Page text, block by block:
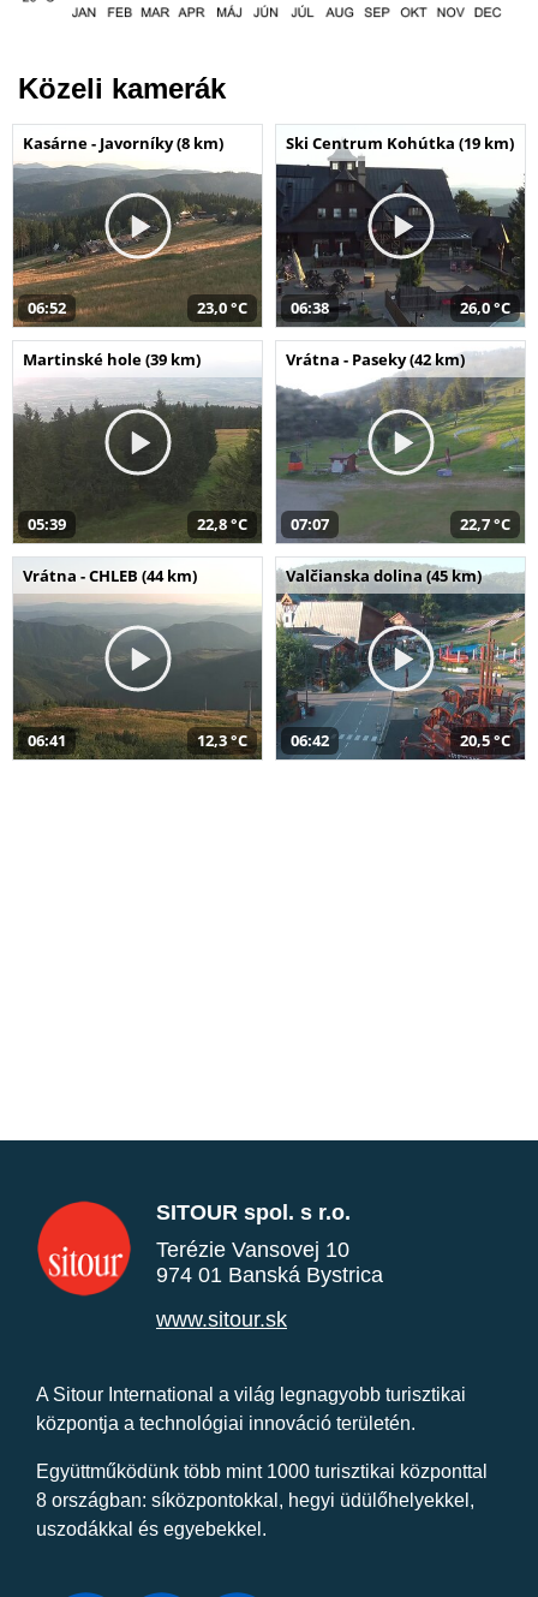
Közeli kamerák
Kasárne - Javorníky (8 km)
06:52 23,0 °C
Ski Centrum Kohútka (19 km)
06:38 26,0 °C
Martinské hole (39 km)
05:39 22,8 °C
Vrátna - Paseky (42 km)
07:07 22,7 °C
Vrátna - CHLEB (44 km)
06:41 12,3 °C
Valčianska dolina (45 km)
06:42 20,5 °C
SITOUR spol. s r.o.
Terézie Vansovej 10
974 01 Banská Bystrica
www.sitour.sk
A Sitour International a világ legnagyobb turisztikai
központja a technológiai innováció területén.
Együttműködünk több mint 1000 turisztikai központtal
8 országban: síközpontokkal, hegyi üdülőhelyekkel,
uszodákkal és egyebekkel.